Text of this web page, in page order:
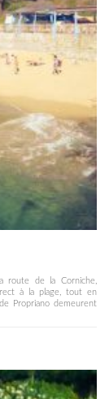
de la Corniche,
à la plage, tout en
Propriano demeurent